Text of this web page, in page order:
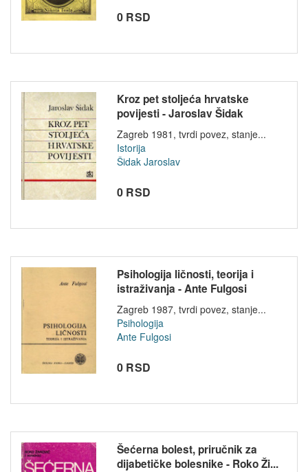
0 RSD
Kroz pet stoljeća hrvatske
povijesti - Jaroslav Šidak
Zagreb 1981, tvrdi povez, stanje...
Istorija
Šidak Jaroslav
0 RSD
Psihologija ličnosti, teorija i
istraživanja - Ante Fulgosi
Zagreb 1987, tvrdi povez, stanje...
Psihologija
Ante Fulgosi
0 RSD
Šećerna bolest, priručnik za
dijabetičke bolesnike - Roko Ži...